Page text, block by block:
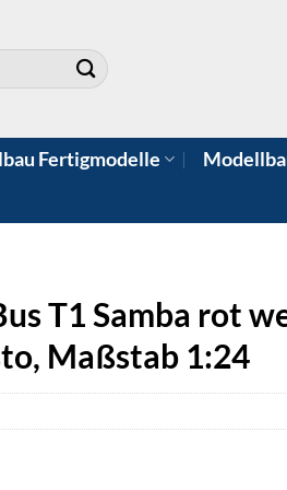
Fertigmodelle
T1 Samba rot
Maßstab 1:24